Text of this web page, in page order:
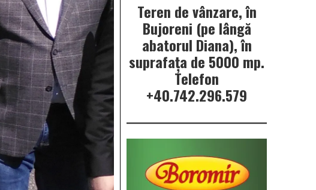
Teren de vânzare, în
Bujoreni (pe lângă
abatorul Diana), în
suprafața de 5000 mp.
Telefon
+40.742.296.579